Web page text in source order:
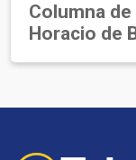
Columna
Horacio de